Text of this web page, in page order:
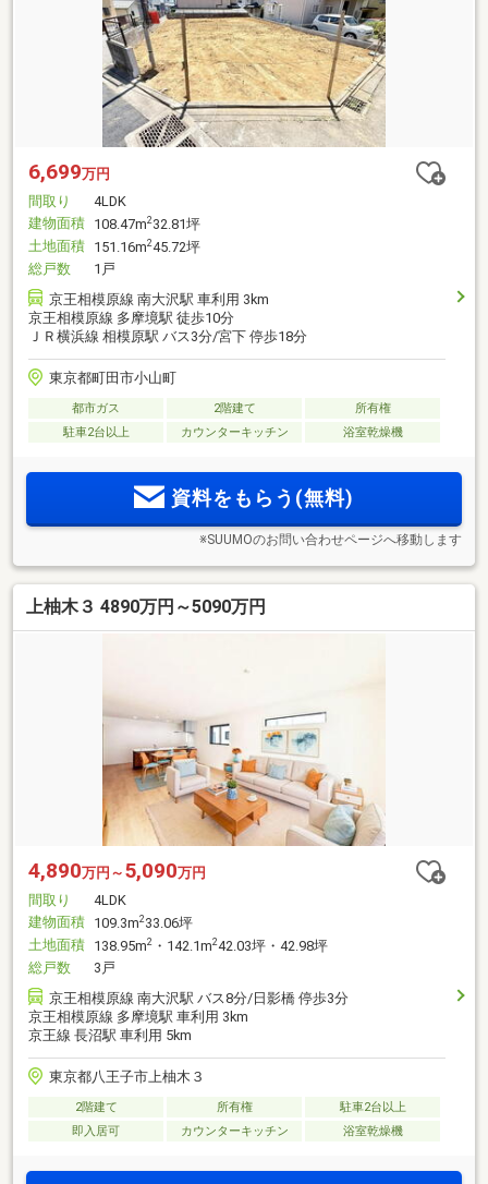
6,699万円
間取り
4LDK
建物面積 108.47m232.81坪
土地面積 151.16m245.72坪
総戸数
1戸
京王相模原線 南大沢駅 車利用 3km
京王相模原線 多摩境駅 徒歩10分
ＪＲ横浜線 相模原駅 バス3分/宮下 停歩18分
東京都町田市小山町
都市ガス 2階建て
所有権
駐車2台以上
カウンターキッチン 浴室乾燥機
資料をもらう(無料)
※SUUMOのお問い合わせページへ移動します
上柚木３ 4890万円～5090万円
4,890万円～ 5,090万円
間取り
4LDK
建物面積 109.3m2 33.06坪
土地面積 138.95m2 ・142.1m242.03坪・42.98坪
総戸数
3戸
京王相模原線 南大沢駅 バス8分/日影橋 停歩3分
京王相模原線 多摩境駅 車利用 3km
京王線 長沼駅 車利用 5km
東京都八王子市上柚木３
2階建て 所有権
駐車2台以上
即入居可
カウンターキッチン 浴室乾燥機